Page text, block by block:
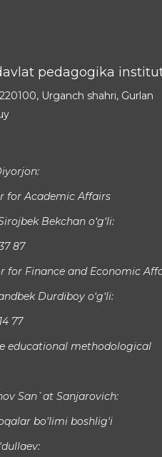
pedagogika
Urganch shahri, Gurlan
for Academic Affairs
Bekchan o‘g‘li:
87
for Finance and Economic
Durdiboy o‘g‘li:
77
educational methodological
San`at Sanjarovich:
bo'limi boshlig'i